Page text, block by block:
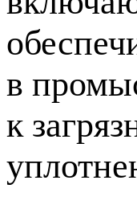
в
к